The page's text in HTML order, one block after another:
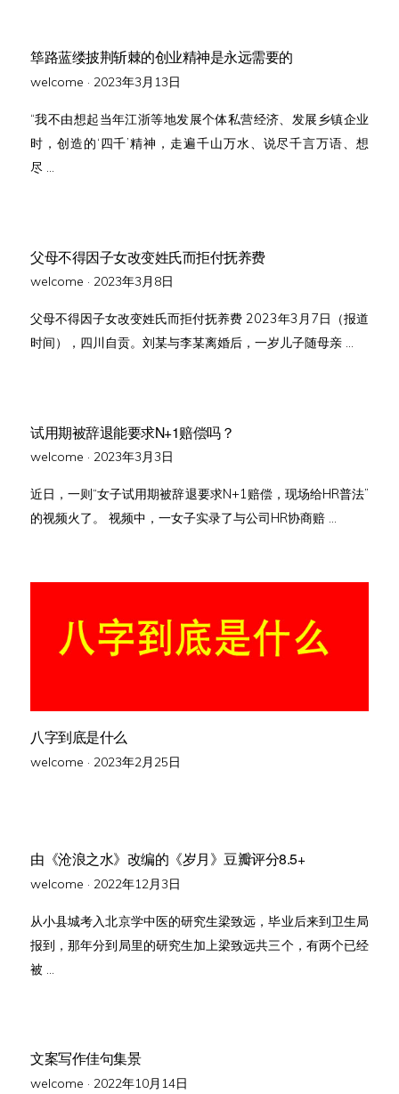
筚路蓝缕披荆斩棘的创业精神是永远需要的
welcome · Posted
2023年3月13日
“我不由想起当年江浙等地发展个体私营经济、发展乡镇企业
时，创造的‘四千’精神，走遍千山万水、说尽千言万语、想
尽 …
父母不得因子女改变姓氏而拒付抚养费
welcome · Posted
2023年3月8日
父母不得因子女改变姓氏而拒付抚养费 2023年3月7日（报道
时间），四川自贡。刘某与李某离婚后，一岁儿子随母亲 …
试用期被辞退能要求N+1赔偿吗？
welcome · Posted
2023年3月3日
近日，一则“女子试用期被辞退要求N+1赔偿，现场给HR普法”
的视频火了。 视频中，一女子实录了与公司HR协商赔 …
八字到底是什么
welcome · Posted
2023年2月25日
由《沧浪之水》改编的《岁月》豆瓣评分8.5+
welcome · Posted
2022年12月3日
从小县城考入北京学中医的研究生梁致远，毕业后来到卫生局
报到，那年分到局里的研究生加上梁致远共三个，有两个已经
被 …
文案写作佳句集景
welcome · Posted
2022年10月14日